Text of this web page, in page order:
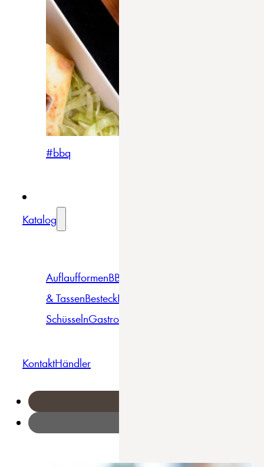
#bbq
Katalog
AuflaufformenBBQ
& TassenBesteckBowls &
SchüsselnGastro
KontaktHändler